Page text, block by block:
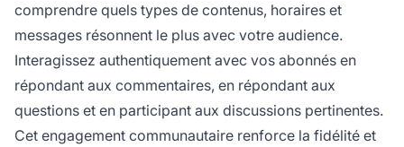
comprendre quels types de contenus, horaires et
messages résonnent le plus avec votre audience.
Interagissez authentiquement avec vos abonnés en
répondant aux commentaires, en répondant aux
questions et en participant aux discussions pertinentes.
Cet engagement communautaire renforce la fidélité et